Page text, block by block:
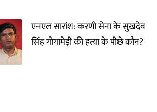
एनएल सारांश: करणी सेना के सुखदेव
सिंह गोगामेड़ी की हत्या के पीछे कौन?